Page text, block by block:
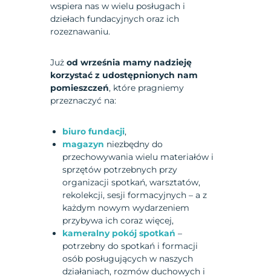
wspiera nas w wielu posługach i
dziełach fundacyjnych oraz ich
rozeznawaniu.
Jużod września mamy nadzieję
korzystać z udostępnionych nam
pomieszczeń, które pragniemy
przeznaczyć na:
biuro fundacji,
magazyn niezbędny do
przechowywania wielu materiałów i
sprzętów potrzebnych przy
organizacji spotkań, warsztatów,
rekolekcji, sesji formacyjnych – a z
każdym nowym wydarzeniem
przybywa ich coraz więcej,
kameralny pokój spotkań –
potrzebny do spotkań i formacji
osób posługujących w naszych
działaniach, rozmów duchowych i